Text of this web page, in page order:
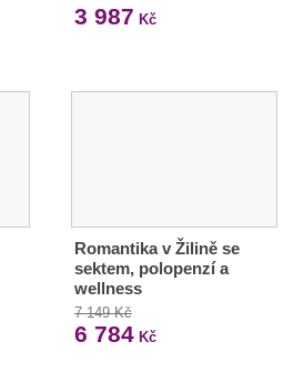
3 987 Kč
Romantika v Žilině se
sektem, polopenzí a
wellness
7 149 Kč
6 784Kč